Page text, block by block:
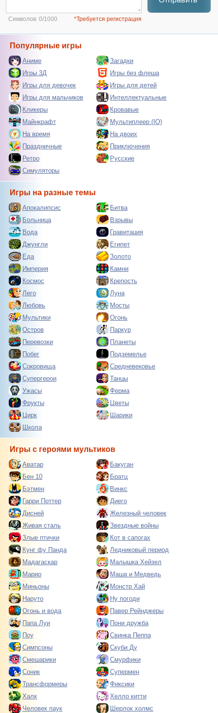
Символов: 0/1000 *Требуется регистрация
Популярные игры
Аниме
Загадки
Игры 3Д
Игры без флеша
Игры для девочек
Игры для детей
Игры для мальчиков
Интеллектуальные
Кликеры
Кровавые
Майнкрафт
Мультиплеер (IO)
На время
На двоих
Праздничные
Приключения
Ретро
Русские
Симуляторы
Игры на разные темы
Апокалипсис
Битва
Больница
Взрывы
Вода
Гравитация
Джунгли
Египет
Еда
Золото
Империя
Камни
Космос
Крепость
Лего
Луна
Любовь
Мосты
Мультики
Огонь
Остров
Паркур
Перевозки
Планеты
Побег
Подземелье
Сокровища
Средневековье
Супергерои
Танцы
Ужасы
Ферма
Фрукты
Цветы
Цирк
Шарики
Школа
Игры с героями мультиков
Аватар
Бакуган
Бен 10
Братц
Бэтмен
Винкс
Гарри Поттер
Диего
Дисней
Железный человек
Живая сталь
Звездные войны
Злые птички
Кот в сапогах
Кунг фу Панда
Ледниковый период
Мадагаскар
Малышка Хейзел
Марио
Маша и Медведь
Миньоны
Монстр Хай
Наруто
Ну погоди
Огонь и вода
Павер Рейнджеры
Папа Луи
Пони дружба
Поу
Свинка Пеппа
Симпсоны
Скуби Ду
Смешарики
Смурфики
Соник
Супермен
Трансформеры
Фиксики
Халк
Хелло китти
Человек паук
Шерлок холмс